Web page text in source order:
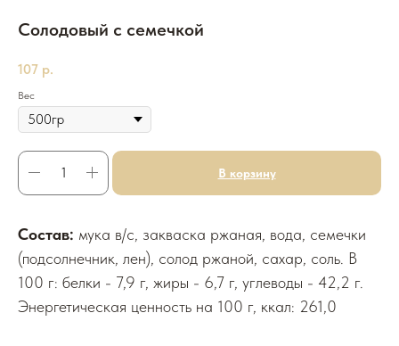
Солодовый с семечкой
107 р.
Вес
В корзину
Состав: мука в/с, закваска ржаная, вода, семечки
(подсолнечник, лен), солод ржаной, сахар, соль. В
100 г: белки - 7,9 г, жиры - 6,7 г, углеводы - 42,2 г.
Энергетическая ценность на 100 г, ккал: 261,0